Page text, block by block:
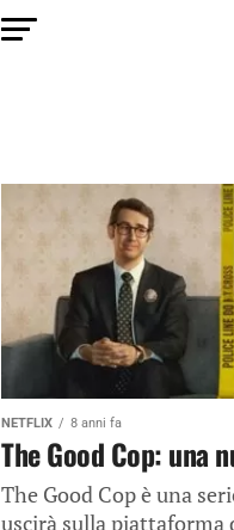
NETFLIX 8 anni fa
The Good Cop: una
The Good Cop è una
uscirà sulla